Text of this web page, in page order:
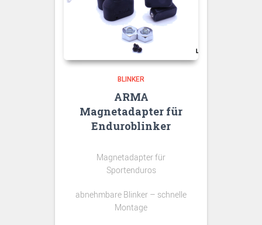
BLINKER
ARMA
Magnetadapter für
Enduroblinker
Magnetadapter für
Sportenduros
abnehmbare Blinker – schnelle
Montage